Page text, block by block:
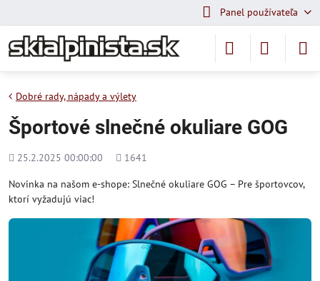
Panel používateľa
Dobré rady, nápady a výlety
Športové slnečné okuliare GOG
Pridané
25.2.2025 00:00:00
Počet
1641
Novinka na našom e-shope: Slnečné okuliare GOG – Pre športovcov,
ktorí vyžadujú viac!